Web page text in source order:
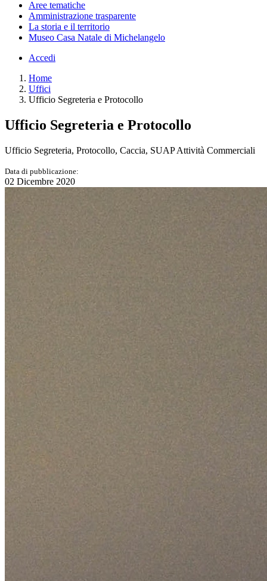
Aree tematiche
Amministrazione trasparente
La storia e il territorio
Museo Casa Natale di Michelangelo
Accedi
Home
Uffici
Ufficio Segreteria e Protocollo
Ufficio Segreteria e Protocollo
Ufficio Segreteria, Protocollo, Caccia, SUAP Attività Commerciali
Data di pubblicazione:
02 Dicembre 2020